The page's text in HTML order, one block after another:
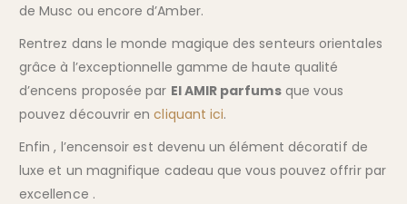
de Musc ou encore d’Amber.
Rentrez dans le monde magique des senteurs orientales
grâce à l’exceptionnelle gamme de haute qualité
d’encens proposée par El AMIR parfumsque vous
pouvez découvrir encliquant ici.
Enfin , l’encensoir est devenu un élément décoratif de
luxe et un magnifique cadeau que vous pouvez offrir par
excellence .